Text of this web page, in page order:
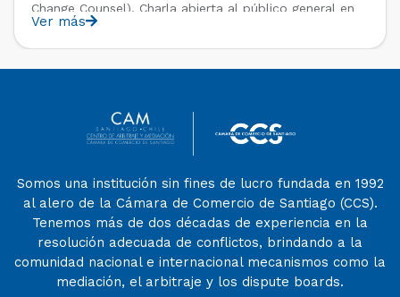
Change Counsel). Charla abierta al público general en
el marco del IV Diploma de Postítulo en Arbitraje
Nacional y Comercial Internacional, organizado por el
Departamento de Derecho Internacional […]
Ver más
Somos una institución sin fines de lucro fundada en 1992
al alero de la Cámara de Comercio de Santiago (CCS).
Tenemos más de dos décadas de experiencia en la
resolución adecuada de conflictos, brindando a la
comunidad nacional e internacional mecanismos como la
mediación, el arbitraje y los dispute boards.